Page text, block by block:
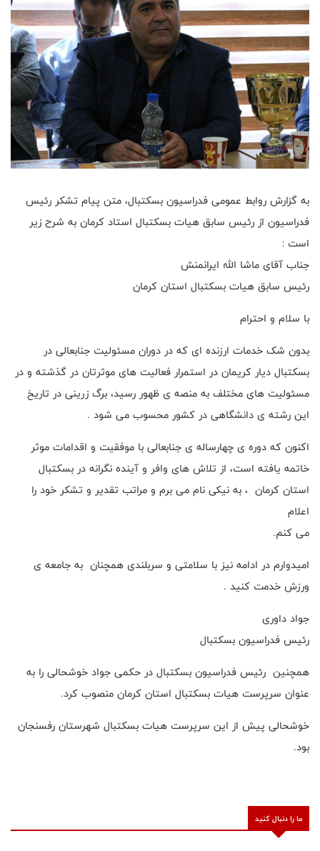
به گزارش روابط عمومی فدراسیون بسکتبال، متن پیام تشکر رئیس
فدراسیون از رئیس سابق هیات بسکتبال استاد کرمان به شرح زیر
است :
جناب آقای ماشا الله ایرانمنش
رئیس سابق هیات بسکتبال استان کرمان
با سلام و احترام
بدون شک خدمات ارزنده ای که در دوران مسئولیت جنابعالی در
بسکتبال دیار کریمان در استمرار فعالیت های موثرتان در گذشته و در
مسئولیت های مختلف به منصه ی ظهور رسید، برگ زرینی در تاریخ
این رشته ی دانشگاهی در کشور محسوب می شود .
اکنون که دوره ی چهارساله ی جنابعالی با موفقیت و اقدامات موثر
خاتمه یافته است، از تلاش های وافر و آینده نگرانه در بسکتبال
استان کرمان ، به نیکی نام می برم و مراتب تقدیر و تشکر خود را
اعلام
می کنم.
امیدوارم در ادامه نیز با سلامتی و سربلندی همچنان به جامعه ی
ورزش خدمت کنید .
جواد داوری
رئیس فدراسیون بسکتبال
همچنین رئیس فدراسیون بسکتبال در حکمی جواد خوشحالی را به
عنوان سرپرست هیات بسکتبال استان کرمان منصوب کرد.
خوشحالی پیش از این سرپرست هیات بسکتبال شهرستان رفسنجان
بود.
ما را دنبال کنید